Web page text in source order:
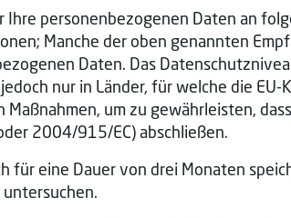
personenbezogenen Daten an
Manche der oben genannten
Daten. Das
nur in Länder, für welche die EU-
um zu gewährleisten,
2004/915/EC) abschließen.
für eine Dauer von drei Monaten